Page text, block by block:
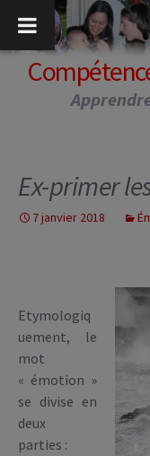
contenu
Ex-primer
7 janvier 2018
Etymologiq
uement, le
mot
« émotion »
se divise en
deux
parties :